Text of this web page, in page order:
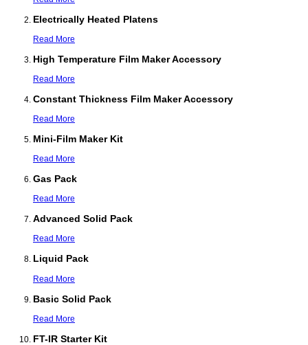
Electrically Heated Platens
Read More
High Temperature Film Maker Accessory
Read More
Constant Thickness Film Maker Accessory
Read More
Mini-Film Maker Kit
Read More
Gas Pack
Read More
Advanced Solid Pack
Read More
Liquid Pack
Read More
Basic Solid Pack
Read More
FT-IR Starter Kit